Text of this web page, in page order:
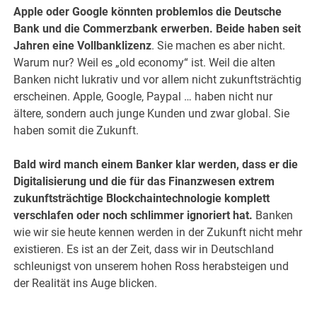
Apple oder Google könnten problemlos die Deutsche
Bank und die Commerzbank erwerben. Beide haben seit
Jahren eine Vollbanklizenz. Sie machen es aber nicht.
Warum nur? Weil es „old economy“ ist. Weil die alten
Banken nicht lukrativ und vor allem nicht zukunftsträchtig
erscheinen. Apple, Google, Paypal … haben nicht nur
ältere, sondern auch junge Kunden und zwar global. Sie
haben somit die Zukunft.
Bald wird manch einem Banker klar werden, dass er die
Digitalisierung und die für das Finanzwesen extrem
zukunftsträchtige Blockchaintechnologie komplett
verschlafen oder noch schlimmer ignoriert hat. Banken
wie wir sie heute kennen werden in der Zukunft nicht mehr
existieren. Es ist an der Zeit, dass wir in Deutschland
schleunigst von unserem hohen Ross herabsteigen und
der Realität ins Auge blicken.